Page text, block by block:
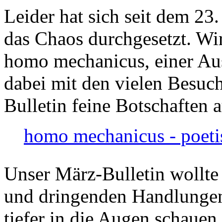
Leider hat sich seit dem
das Chaos durchgesetzt.
homo mechanicus, einer
dabei mit den vielen
Bulletin feine Botschaften
homo mechanicus -
Unser März-Bulletin
und dringenden